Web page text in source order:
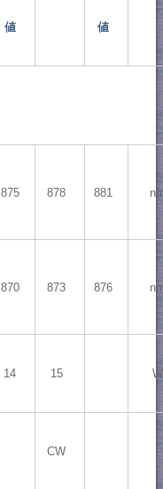
値 値
875 878 881
870 873 876
14 15 W
CW